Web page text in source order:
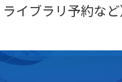
イブラリ予約な